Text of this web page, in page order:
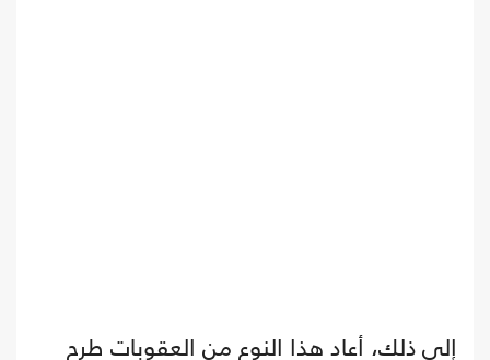
إلى ذلك، أعاد هذا النوع من العقوبات طرح